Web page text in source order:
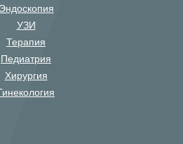
Эндоскопия
УЗИ
Терапия
Педиатрия
Хирургия